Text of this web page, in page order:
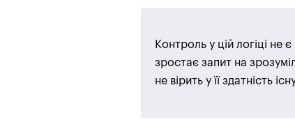
Контроль у цій логіці
зростає запит на
не вірить у її здатність